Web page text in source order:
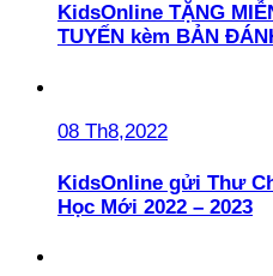
KidsOnline TẶNG
TUYẾN kèm BẢN
08 Th8,2022
KidsOnline gửi Thư
Học Mới 2022 – 2023